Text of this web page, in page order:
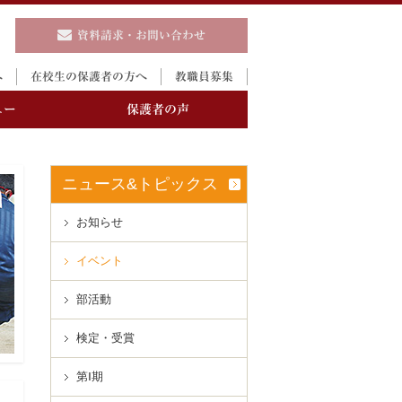
ー 保護者の声
在校生の保護者の方へ 教職員募集
資料請求・お問い合わせ
ニュース&トピックス
お知らせ
イベント
部活動
検定・受賞
第Ⅰ期